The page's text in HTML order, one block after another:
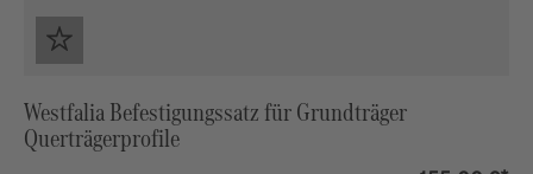
Westfalia Befestigungssatz für Grundträger
Querträgerprofile